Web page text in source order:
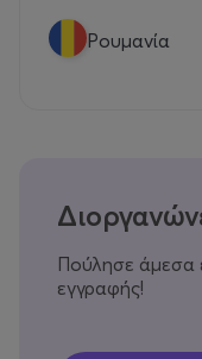
Ρουμανία
Πούλησε άμεσα
εγγραφής!